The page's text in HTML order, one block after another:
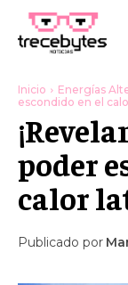
Inicio Energías
escondido en el
poder
calor
Publicado por